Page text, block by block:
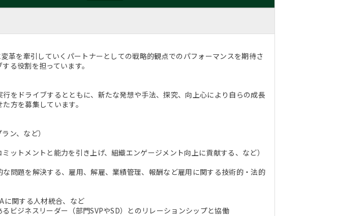
革を牽引していくパートナーとしての戦略的観点でのパフォーマンスを期待さ
る役割を担っています。
をドライブするとともに、新たな発想や手法、探究、向上心により自らの成長
方を募集しています。
ン、など）
ットメントと能力を引き上げ、組織エンゲージメント向上に貢献する、など）
な問題を解決する、雇用、解雇、業績管理、報酬など雇用に関する技術的・法的
に関する人材統合、など
ビジネスリーダー（部門SVPやSD）とのリレーションシップと協働